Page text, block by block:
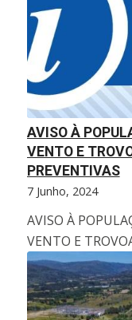
AVISO À
VENTO E
PREVENTIVAS
7 Junho, 2024
AVISO À
VENTO E